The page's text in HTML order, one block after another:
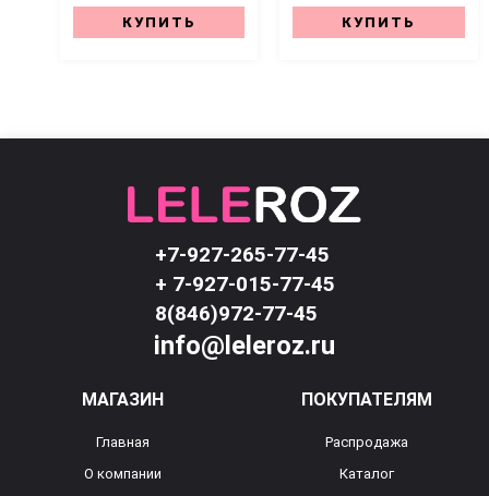
КУПИТЬ КУПИТЬ
+7-927-265-77-45
+ 7-927-015-77-45
8(846)972-77-45
info@leleroz.ru
МАГАЗИН
Главная
О компании
ПОКУПАТЕЛЯМ
Распродажа
Каталог